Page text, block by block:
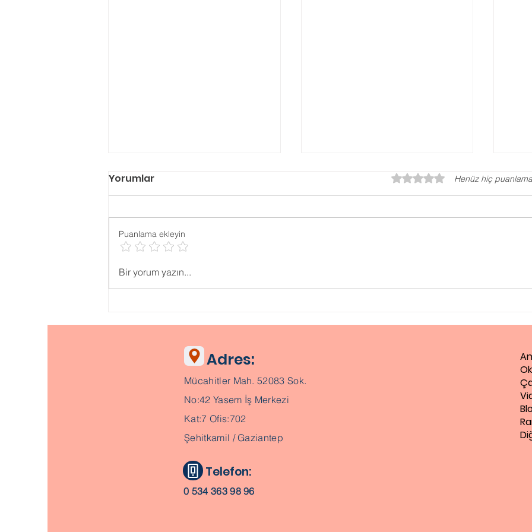
Psikolojik ONLİNE TESTLER
Değerlendirme Testi
Ne
Yorumlar 5 üzerinden 0 yıldız
Henüz hiç
Puanlama ekleyin
Bir yorum yazın...
Adres:
Mücahitler Mah. 52083 Sok.
No:42 Yasem İş Merkezi
Kat:7 Ofis:702
Şehitkamil / Gaziantep
Telefon:
0 534 363 98 96